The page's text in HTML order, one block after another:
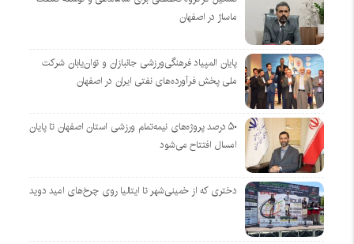
ماساژ در اصفهان
پایان المپیاد فرهنگی‌ورزشی جانبازان و توان‌یابان شرکت
ملی پخش فرآورده‌های نفتی ایران در اصفهان
۵۰ درصد پروژه‌های نیمه‌تمام ورزشی استان اصفهان تا پایان
امسال افتتاح می‌شود
دختری که از خمینی‌شهر تا ایتالیا روی چرخ‌های امید دوید